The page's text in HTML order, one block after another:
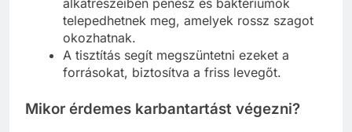
telepedhetnek meg, amelyek rossz szagot
okozhatnak.
A tisztítás segít megszüntetni ezeket a
forrásokat, biztosítva a friss levegőt.
Mikor érdemes karbantartást végezni?